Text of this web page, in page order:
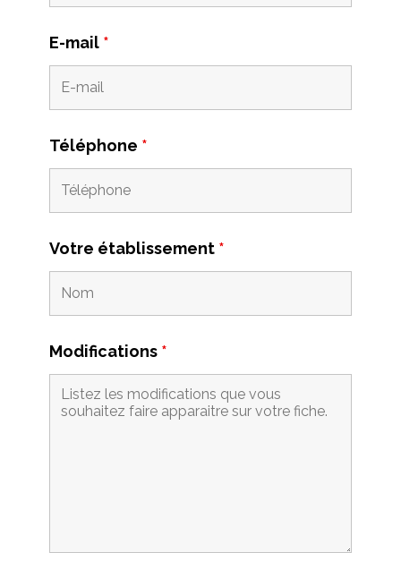
E-mail *
Téléphone *
Votre établissement *
Modifications *